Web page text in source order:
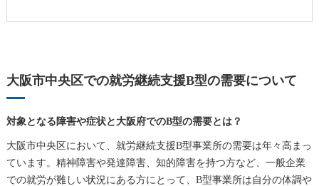
大阪市中央区での就労継続支援B型の需要について
対象となる障害や症状と大阪府でのB型の需要とは？
大阪市中央区において、就労継続支援B型事業所の需要は年々高まっ
ています。精神障害や発達障害、知的障害を持つ方など、一般企業
での就労が難しい状況にある方にとって、B型事業所は自分の体調や